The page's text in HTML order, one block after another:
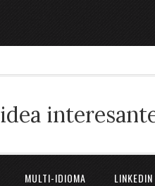
MULTI-IDIOMA LINKEDIN